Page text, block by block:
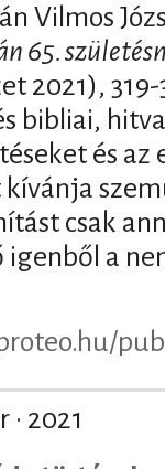
Vilmos
65.
2021), 319-
bibliai,
és az
csak
a
2021